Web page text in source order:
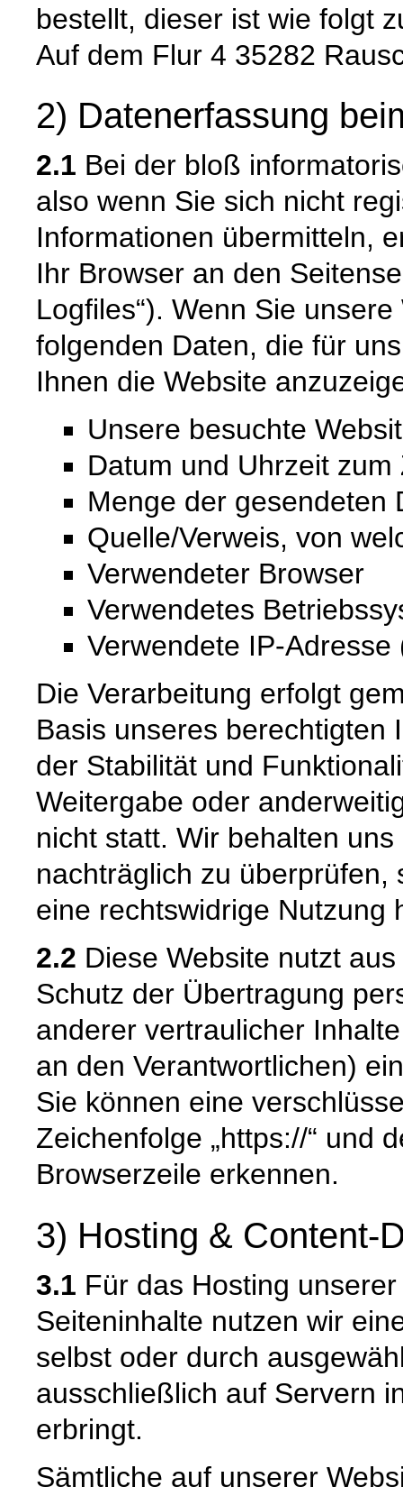
bestellt, dieser ist wie folgt
Auf dem Flur 4 35282
2) Datenerfassung
2.1 Bei der bloß
also wenn Sie sich nicht
Informationen übermitteln,
Ihr Browser an den
Logfiles“). Wenn Sie
folgenden Daten, die für
Ihnen die Website
Unsere besuchte
Datum und Uhrzeit
Menge der gesendeten
Quelle/Verweis, von
Verwendeter Browser
Verwendetes
Verwendete IP-
Die Verarbeitung erfolgt
Basis unseres berechtigten
der Stabilität und
Weitergabe oder
nicht statt. Wir behalten
nachträglich zu überprüfen,
eine rechtswidrige Nutzung
2.2 Diese Website nutzt
Schutz der Übertragung
anderer vertraulicher
an den Verantwortlichen)
Sie können eine
Zeichenfolge „https://“ und
Browserzeile erkennen.
3) Hosting & Content-
3.1 Für das Hosting
Seiteninhalte nutzen wir
selbst oder durch
ausschließlich auf Servern
erbringt.
Sämtliche auf unserer